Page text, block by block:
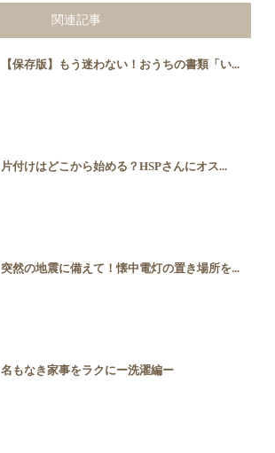
関連記事
【保存版】もう迷わない！おうちの書類「い...
片付けはどこから始める？HSPさんにオス...
突然の地震に備えて！懐中電灯の置き場所を...
名もなき家事をラクにー洗濯編ー